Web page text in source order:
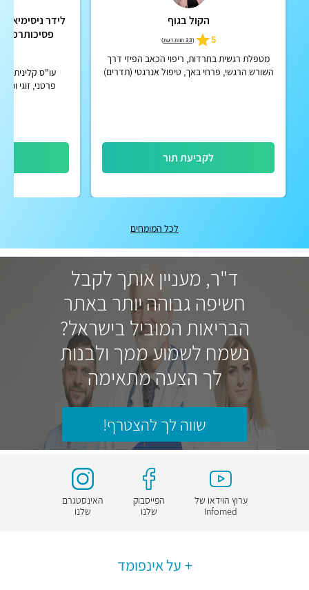
הקול בגוף
5
(33 חוות דעת )
מטפלת רגשית בחרדות, ריפוי הכאב הפיזי דרך
השורש הרגשי, פרחי באך, טיפול אנרגטי (תדרים)
לקביעת תור
פרטני, זוגי
לכל המומחים
ד"ר, מעניין אותך לקבל
חשיפה גבוהה יותר באתר
הבריאות המוביל בישראל?
נשמח לשמוע ממך ולבנות
לך הצעה מתאימה
שווה לך להצטרף!
ערוץ הוידאו של
Infomed
הפייסבוק
שלנו
האינסטגרם
שלנו
על אינפומד